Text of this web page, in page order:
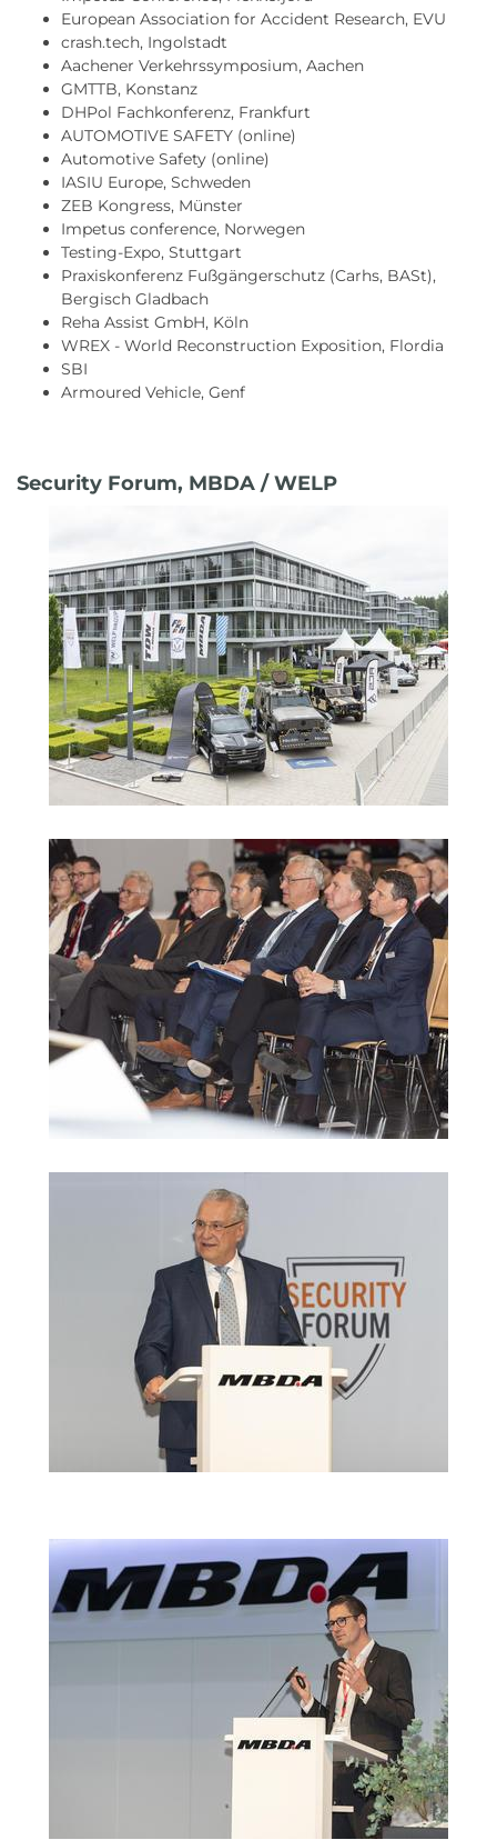
European Association for Accident Research, EVU
crash.tech, Ingolstadt
Aachener Verkehrssymposium, Aachen
GMTTB, Konstanz
DHPol Fachkonferenz, Frankfurt
AUTOMOTIVE SAFETY (online)
Automotive Safety (online)
IASIU Europe, Schweden
ZEB Kongress, Münster
Impetus conference, Norwegen
Testing-Expo, Stuttgart
Praxiskonferenz Fußgängerschutz (Carhs, BASt),
Bergisch Gladbach
Reha Assist GmbH, Köln
WREX - World Reconstruction Exposition, Flordia
SBI
Armoured Vehicle, Genf
Security Forum, MBDA / WELP